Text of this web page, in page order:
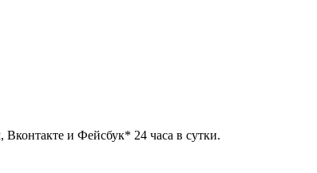
Вконтакте и Фейсбук* 24 часа в сутки.